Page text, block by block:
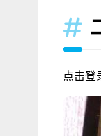

点击登